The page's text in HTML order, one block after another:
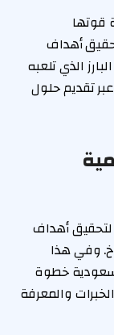
قوتها
أهداف
الذي تلعبه
تقديم حلول
لتحقيق أهداف
وفي هذا
خطوة
والمعرفة